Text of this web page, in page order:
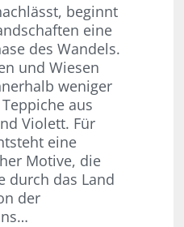
beginnt
eine
des Wandels.
und Wiesen
weniger
aus
Violett. Für
eine
Motive, die
durch das Land
der